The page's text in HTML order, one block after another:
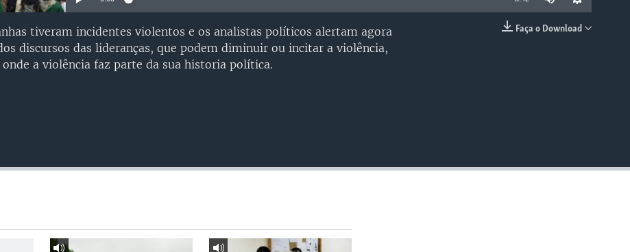
Faça o Download
tiveram incidentes violentos e os analistas políticos alertam agora
discursos das lideranças, que podem diminuir ou incitar a violência,
a violência faz parte da sua historia política.